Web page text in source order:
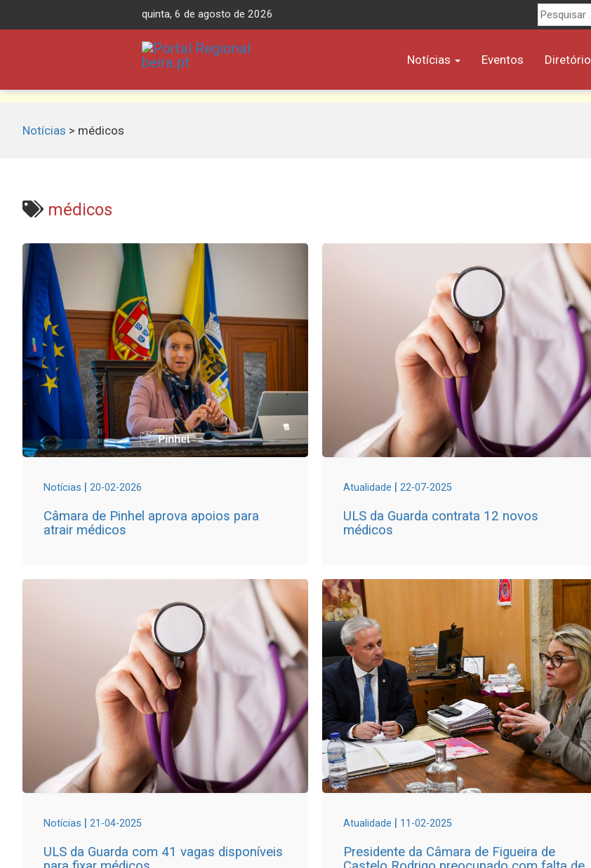
quinta, 6 de agosto de 2026
Procurar
por:
Notícias Eventos Diretório
Notícias > médicos
médicos
Notícias | 20-02-2026
Câmara de Pinhel aprova apoios para
atrair médicos
Atualidade | 22-07-2025
ULS da Guarda contrata 12 novos
médicos
Notícias | 21-04-2025
ULS da Guarda com 41 vagas disponíveis
Atualidade | 11-02-2025
Presidente da Câmara de Figueira de